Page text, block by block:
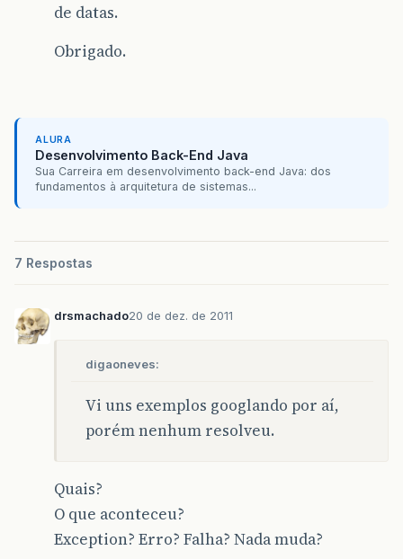
de datas.
Obrigado.
ALURA
Desenvolvimento Back-End Java
Sua Carreira em desenvolvimento back-end Java: dos
fundamentos à arquitetura de sistemas...
7 Respostas
drsmachado20 de dez. de 2011
digaoneves:
Vi uns exemplos googlando por aí,
porém nenhum resolveu.
Quais?
O que aconteceu?
Exception? Erro? Falha? Nada muda?